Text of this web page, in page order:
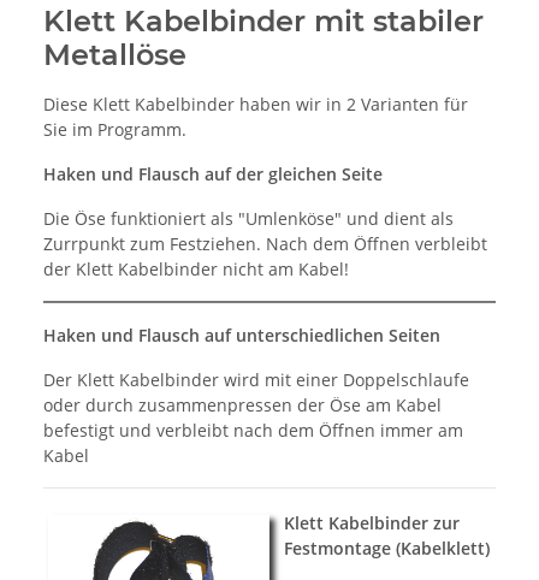
Klett Kabelbinder mit stabiler
Metallöse
Diese Klett Kabelbinder haben wir in 2 Varianten für
Sie im Programm.
Haken und Flausch auf der gleichen Seite
Die Öse funktioniert als "Umlenköse" und dient als
Zurrpunkt zum Festziehen. Nach dem Öffnen verbleibt
der Klett Kabelbinder nicht am Kabel!
Haken und Flausch auf unterschiedlichen Seiten
Der Klett Kabelbinder wird mit einer Doppelschlaufe
oder durch zusammenpressen der Öse am Kabel
befestigt und verbleibt nach dem Öffnen immer am
Kabel
Klett Kabelbinder zur
Festmontage (Kabelklett)